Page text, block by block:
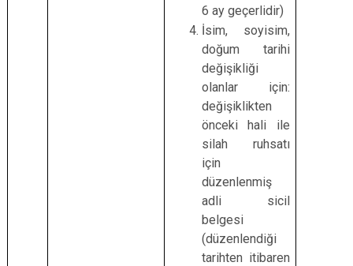
6 ay geçerlidir)
İsim, soyisim,
doğum tarihi
değişikliği
olanlar için:
değişiklikten
önceki hali ile
silah ruhsatı
için
düzenlenmiş
adli sicil
belgesi
(düzenlendiği
tarihten itibaren